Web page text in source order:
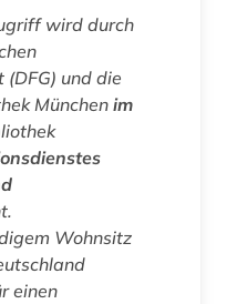
wird durch
und die
München im
Wohnsitz
einen